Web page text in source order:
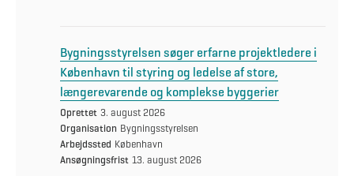
Bygningsstyrelsen søger erfarne projektledere i
København til styring og ledelse af store,
længerevarende og komplekse byggerier
Oprettet 3. august 2026
Organisation Bygningsstyrelsen
Arbejdssted København
Ansøgningsfrist 13. august 2026